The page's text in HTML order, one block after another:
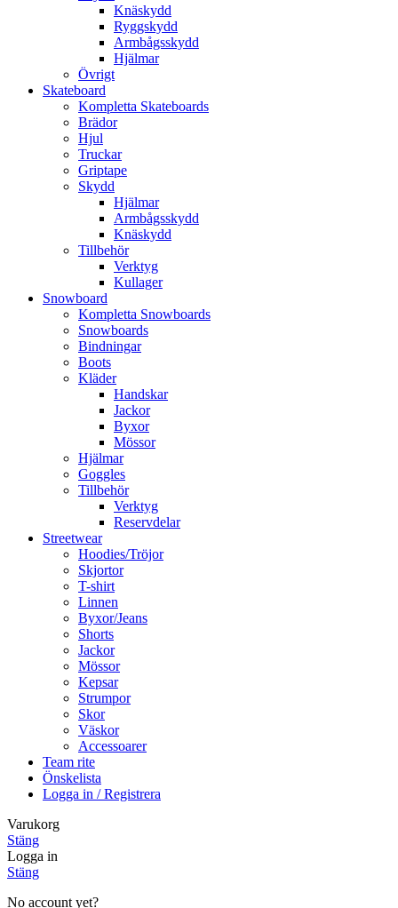
Knäskydd
Ryggskydd
Armbågsskydd
Hjälmar
Övrigt
Skateboard
Kompletta Skateboards
Brädor
Hjul
Truckar
Griptape
Skydd
Hjälmar
Armbågsskydd
Knäskydd
Tillbehör
Verktyg
Kullager
Snowboard
Kompletta Snowboards
Snowboards
Bindningar
Boots
Kläder
Handskar
Jackor
Byxor
Mössor
Hjälmar
Goggles
Tillbehör
Verktyg
Reservdelar
Streetwear
Hoodies/Tröjor
Skjortor
T-shirt
Linnen
Byxor/Jeans
Shorts
Jackor
Mössor
Kepsar
Strumpor
Skor
Väskor
Accessoarer
Team rite
Önskelista
Logga in / Registrera
Varukorg
Stäng
Logga in
Stäng
No account yet?